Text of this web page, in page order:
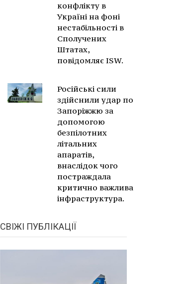
конфлікту в
Україні на фоні
нестабільності в
Сполучених
Штатах,
повідомляє ISW.
Російські сили
здійснили удар по
Запоріжжю за
допомогою
безпілотних
літальних
апаратів,
внаслідок чого
постраждала
критично важлива
інфраструктура.
СВІЖІ ПУБЛІКАЦІЇ